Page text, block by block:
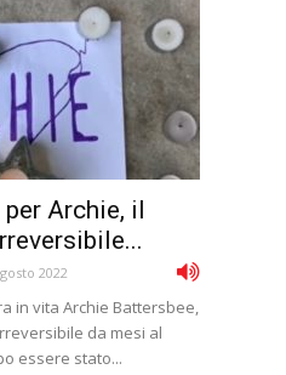
Archie, il
2022
in vita Archie Battersbee,
da mesi al
essere stato...